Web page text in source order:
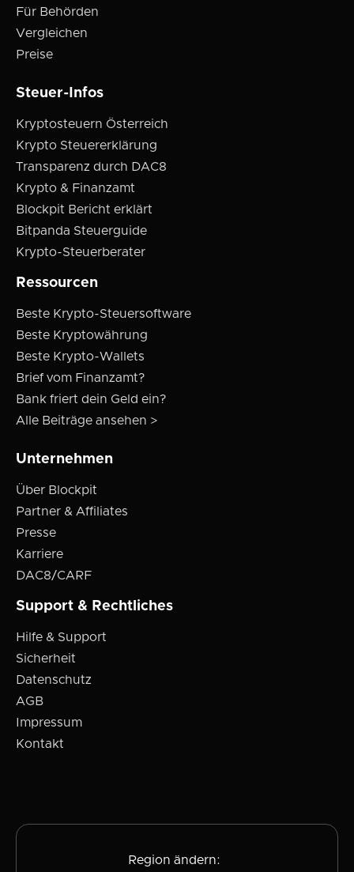
Für Behörden
Vergleichen
Preise
Steuer-Infos
Kryptosteuern Österreich
Krypto Steuererklärung
Transparenz durch DAC8
Krypto & Finanzamt
Blockpit Bericht erklärt
Bitpanda Steuerguide
Krypto-Steuerberater
Ressourcen
Beste Krypto-Steuersoftware
Beste Kryptowährung
Beste Krypto-Wallets
Brief vom Finanzamt?
Bank friert dein Geld ein?
Alle Beiträge ansehen >
Unternehmen
Über Blockpit
Partner & Affiliates
Presse
Karriere
DAC8/CARF
Support & Rechtliches
Hilfe & Support
Sicherheit
Datenschutz
AGB
Impressum
Kontakt
Region ändern: